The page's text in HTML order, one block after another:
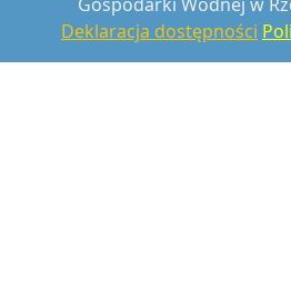
Deklaracja dostępności